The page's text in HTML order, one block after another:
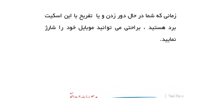
زمانی که شما در حال دور زدن و یا تفریح با این اسکیت
برد هستید ، براحتی می توانید موبایل خود را شارژ
نمایید.